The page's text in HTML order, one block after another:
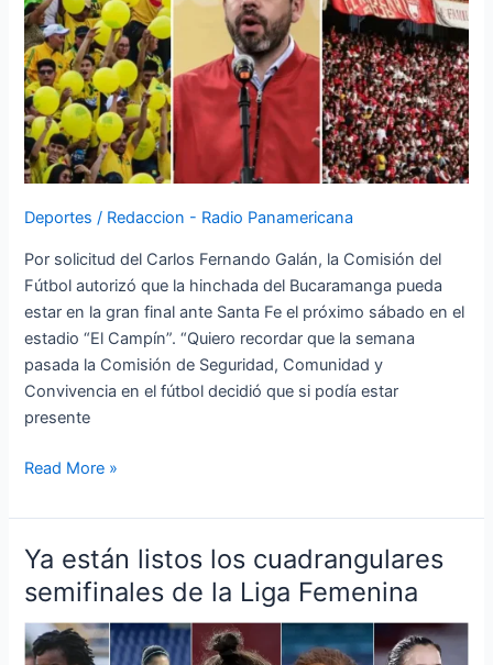
Deportes / Redaccion - Radio Panamericana
Por solicitud del Carlos Fernando Galán, la Comisión del
Fútbol autorizó que la hinchada del Bucaramanga pueda
estar en la gran final ante Santa Fe el próximo sábado en el
estadio “El Campín”. “Quiero recordar que la semana
pasada la Comisión de Seguridad, Comunidad y
Convivencia en el fútbol decidió que si podía estar
presente
Campín
en
la
final
vuelta
de
la
BetPlay
Read More »
Ya están listos los cuadrangulares
semifinales de la Liga Femenina
Ya
listos
los
cuadrangulares